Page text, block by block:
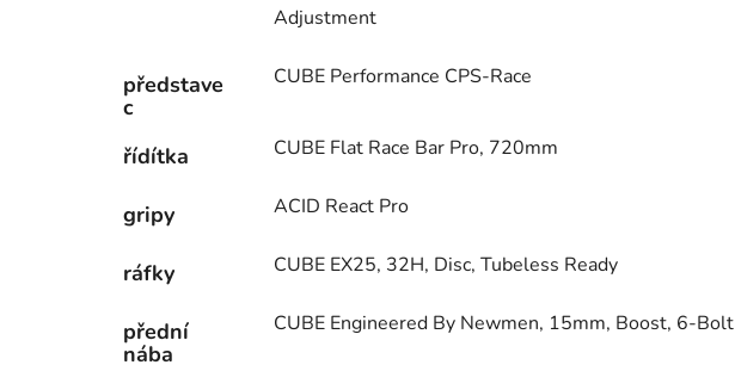
Adjustment
představe
c
CUBE Performance CPS-Race
řídítka CUBE Flat Race Bar Pro, 720mm
gripy ACID React Pro
ráfky CUBE EX25, 32H, Disc, Tubeless Ready
přední
nába
CUBE Engineered By Newmen, 15mm, Boost, 6-Bolt